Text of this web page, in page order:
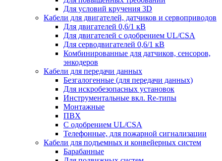
Для условий кручения 3D
Кабели для двигателей, датчиков и сервоприводов
Для двигателей 0,6/1 кВ
Для двигателей с одобрением UL/CSA
Для серводвигателей 0,6/1 кВ
Комбинированные для датчиков, cенсоров,
энкодеров
Кабели для передачи данных
Безгалогенные (для передачи данных)
Для искробезопасных установок
Инструментальные вкл. Re-типы
Монтажные
ПВХ
С одобрением UL/CSA
Телефонные, для пожарной сигнализации
Кабели для подъемных и конвейерных систем
Барабанные